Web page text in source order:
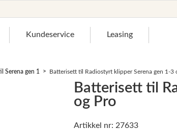
Kundeservice Leasing
Serena gen 1 Batterisett til Radiostyrt klipper Serena gen 1-3
Batterisett til
og Pro
Artikkel nr: 27633